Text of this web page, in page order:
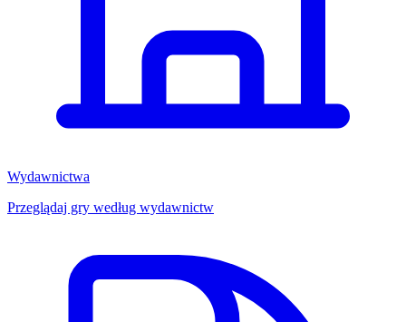
Wydawnictwa
Przeglądaj gry według wydawnictw